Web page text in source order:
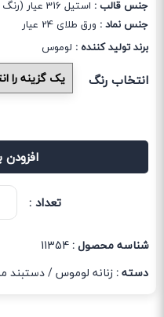
جنس قالب : استیل 316 عیار (رنگ ثابت و ضد حساسیت)
جنس نماد : ورق طلای 24 عیار
برند تولید کننده : لوموس
انتخاب رنگ
تعداد :
شناسه محصول :11354
دسته :زنانه لوموس/دستبند